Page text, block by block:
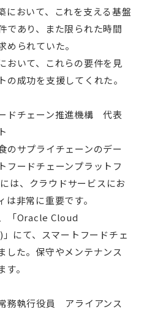
において、これを支える基盤
であり、また限られた時間
められていた。
おいて、これらの要件を見
成功を支援してくれた。
ドチェーン推進機構 代表
のサプライチェーンのデー
フードチェーンプラットフ
は、クラウドサービスにお
非常に重要です。
「Oracle Cloud
にて、スマートフードチェ
した。保守やメンテナンス
。
執行役員 アライアンス